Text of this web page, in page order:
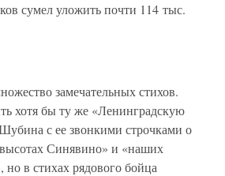
сумел уложить почти 114 тыс.
замечательных стихов.
хотя бы ту же «Ленинградскую
с ее звонкими строчками о
Синявино» и «наших
в стихах рядового бойца